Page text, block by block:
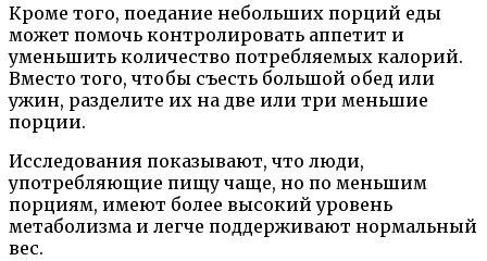
Кроме того, поедание небольших порций еды
может помочь контролировать аппетит и
уменьшить количество потребляемых калорий.
Вместо того, чтобы съесть большой обед или
ужин, разделите их на две или три меньшие
порции.
Исследования показывают, что люди,
употребляющие пищу чаще, но по меньшим
порциям, имеют более высокий уровень
метаболизма и легче поддерживают нормальный
вес.